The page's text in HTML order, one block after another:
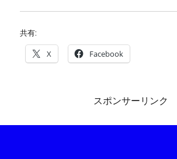
共有:
X Facebook
スポンサーリンク